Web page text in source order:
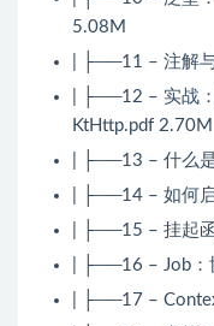
5.08M
| ├──11 – 注解
| ├──12 – 实战
KtHttp.pdf 2.70M
| ├──13 – 什么
| ├──14 – 如何
| ├──15 – 挂起
| ├──16 – Job
| ├──17 –